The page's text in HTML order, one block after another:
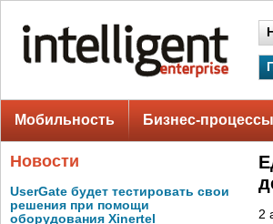
Мобильность Бизнес-процессы
Новости
UserGate будет тестировать свои
решения при помощи
оборудования Xinertel
2